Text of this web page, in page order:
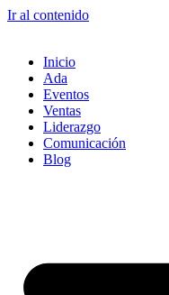
Ir al contenido
Inicio
Ada
Eventos
Ventas
Liderazgo
Comunicación
Blog